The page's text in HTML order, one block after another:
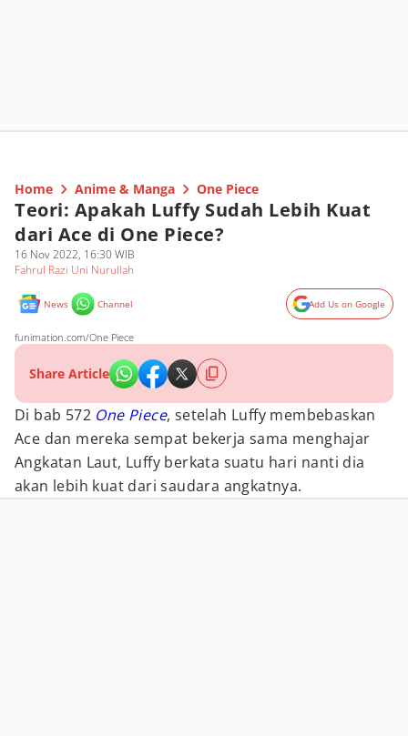
Home Anime & Manga One Piece
Teori: Apakah Luffy Sudah Lebih Kuat
dari Ace di One Piece?
16 Nov 2022, 16:30 WIB
Fahrul Razi Uni Nurullah
News Channel Add Us on Google
funimation.com/One Piece
Share Article
Di bab 572 One Piece, setelah Luffy membebaskan
Ace dan mereka sempat bekerja sama menghajar
Angkatan Laut, Luffy berkata suatu hari nanti dia
akan lebih kuat dari saudara angkatnya.